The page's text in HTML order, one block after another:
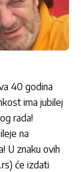
40 godina
ima jubilej
rada!
na
U znaku ovih
će izdati